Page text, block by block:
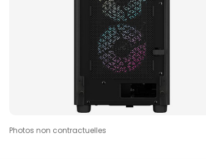
Photos non contractuelles